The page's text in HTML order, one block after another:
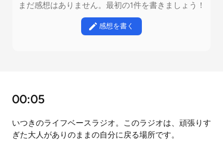
まだ感想はありません。最初の1件を書きましょう！
感想を書く
00:05
いつきのライフベースラジオ。このラジオは、頑張りす
ぎた大人がありのままの自分に戻る場所です。